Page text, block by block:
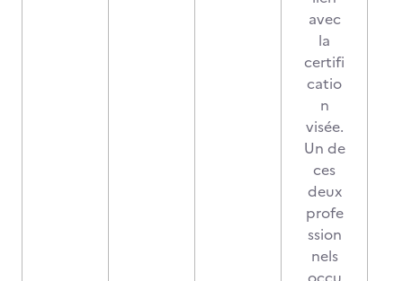
avec
la
certifi
catio
n
visée.
Un de
ces
deux
profe
ssion
nels